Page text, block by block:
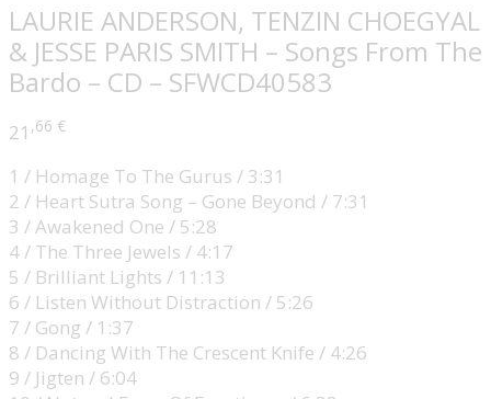
LAURIE ANDERSON, TENZIN CHOEGYAL
& JESSE PARIS SMITH – Songs From The
Bardo – CD – SFWCD40583
21 ,66 €
1 / Homage To The Gurus / 3:31
2 / Heart Sutra Song – Gone Beyond / 7:31
3 / Awakened One / 5:28
4 / The Three Jewels / 4:17
5 / Brilliant Lights / 11:13
6 / Listen Without Distraction / 5:26
7 / Gong / 1:37
8 / Dancing With The Crescent Knife / 4:26
9 / Jigten / 6:04